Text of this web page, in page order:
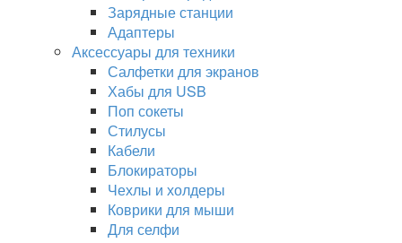
Зарядные станции
Адаптеры
Аксессуары для техники
Салфетки для экранов
Хабы для USB
Поп сокеты
Стилусы
Кабели
Блокираторы
Чехлы и холдеры
Коврики для мыши
Для селфи